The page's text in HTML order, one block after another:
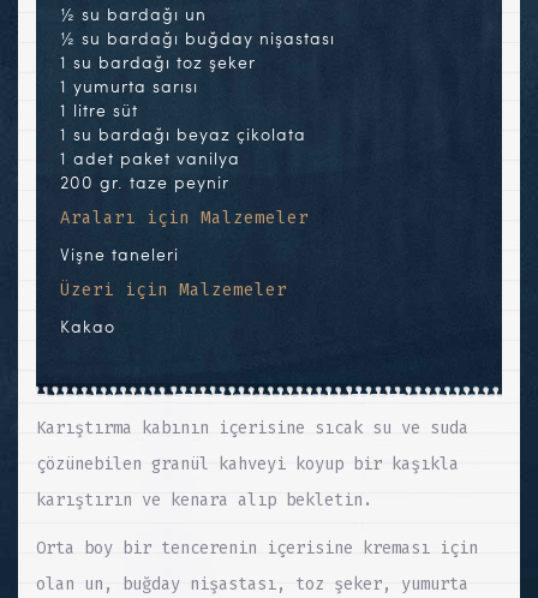
½ su bardağı un
½ su bardağı buğday nişastası
1 su bardağı toz şeker
1 yumurta sarısı
1 litre süt
1 su bardağı beyaz çikolata
1 adet paket vanilya
200 gr. taze peynir
Araları için Malzemeler
Vişne taneleri
Üzeri için Malzemeler
Kakao
Karıştırma kabının içerisine sıcak su ve suda
çözünebilen granül kahveyi koyup bir kaşıkla
karıştırın ve kenara alıp bekletin.
Orta boy bir tencerenin içerisine kreması için
olan un, buğday nişastası, toz şeker, yumurta